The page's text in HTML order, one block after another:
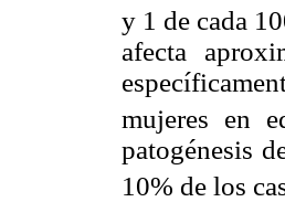
y 1 de cada
afecta
mujeres en
patogénesis
10% de los